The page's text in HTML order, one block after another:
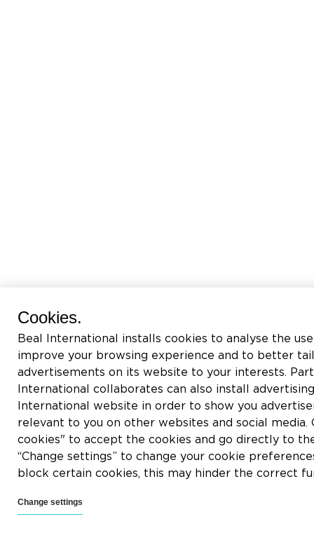
Cookies.
Beal International installs cookies to analyse the
improve your browsing experience and to better
advertisements on its website to your interests.
International collaborates can also install
International website in order to show you
relevant to you on other websites and social media.
cookies" to accept the cookies and go directly to
“Change settings” to change your cookie
block certain cookies, this may hinder the correct
Change settings